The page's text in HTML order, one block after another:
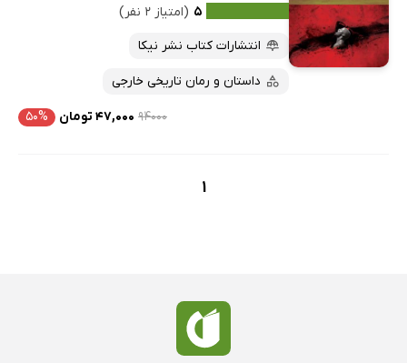
۵ (امتیاز ۲ نفر)
انتشارات کتاب نشر نیکا
داستان و رمان تاریخی خارجی
۹۴۰۰۰ ۴۷,۰۰۰ تومان ۵۰%
1